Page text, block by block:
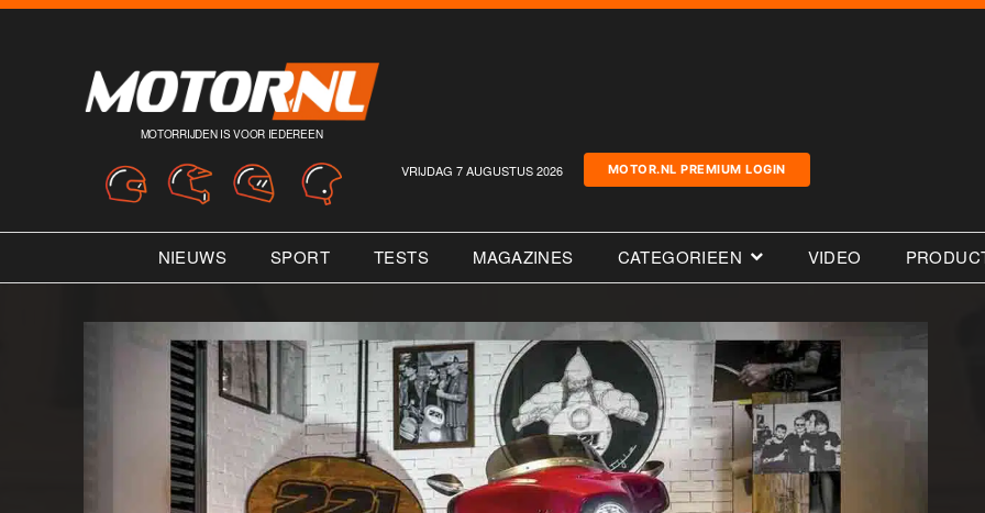
MOTORRIJDEN IS VOOR IEDEREEN
VRIJDAG 7 AUGUSTUS 2026 MOTOR.NL PREMIUM LOGIN
NIEUWS SPORT TESTS MAGAZINES CATEGORIEEN VIDEO